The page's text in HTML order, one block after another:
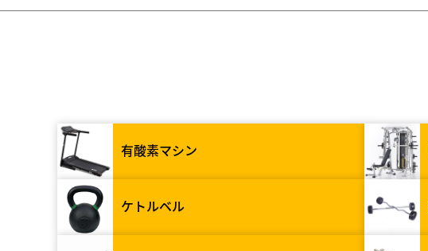
有酸素マシン
ケトルベル